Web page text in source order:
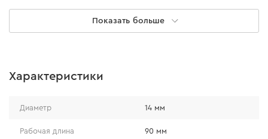
ИДЕАЛЬНАЯ ТОЧНОСТЬ И ОТВОД
W-образная форма твердосплавной напайки
Показать больше
Характеристики
Диаметр 14 мм
Рабочая длина 90 мм